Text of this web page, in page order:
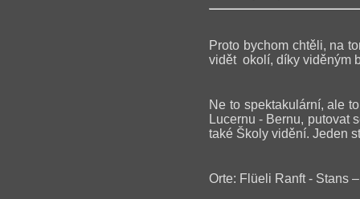
Proto bychom chtěli, na
vidět okolí, díky viděným
Ne to spektakulární, ale
Lucernu - Bernu, putovat
také Školy vidění. Jeden
Orte: Flüeli Ranft - Stans